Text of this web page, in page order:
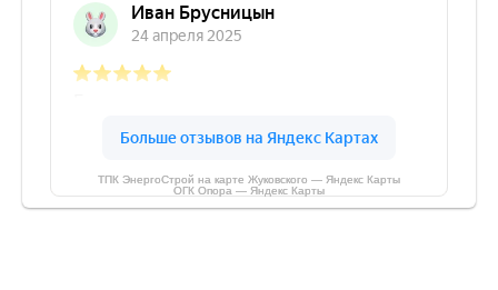
ТПК ЭнергоСтрой на карте Жуковского — Яндекс Карты
ОГК Опора — Яндекс Карты